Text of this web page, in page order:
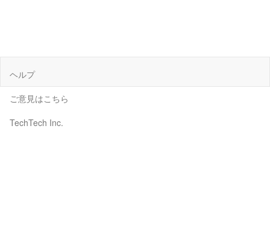
ヘルプ
ご意見はこちら
TechTech Inc.